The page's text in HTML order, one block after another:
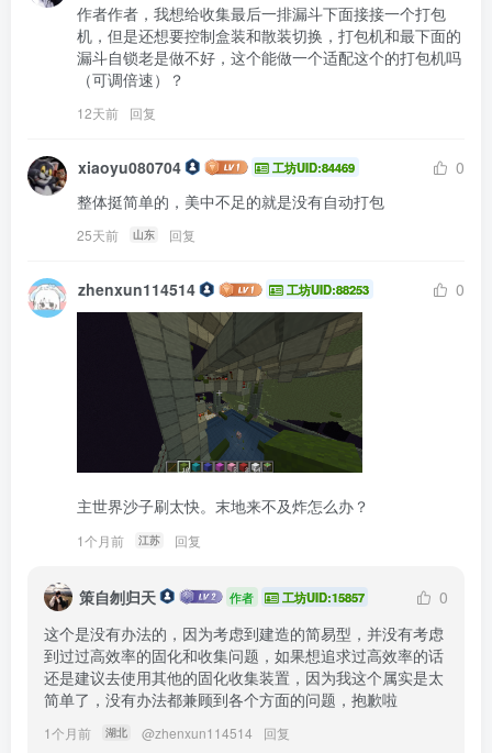
作者作者，我想给收集最后一排漏斗下面接接一个打包
机，但是还想要控制盒装和散装切换，打包机和最下面的
漏斗自锁老是做不好，这个能做一个适配这个的打包机吗
（可调倍速）？
12天前 回复
xiaoyu080704 工坊UID:84469
0
整体挺简单的，美中不足的就是没有自动打包
25天前 山东 回复
zhenxun114514 工坊UID:88253 0
主世界沙子刷太快。末地来不及炸怎么办？
1个月前 江苏 回复
策自刎归天 作者 工坊UID:15857
0
这个是没有办法的，因为考虑到建造的简易型，并没有考虑
到过过高效率的固化和收集问题，如果想追求过高效率的话
还是建议去使用其他的固化收集装置，因为我这个属实是太
简单了，没有办法都兼顾到各个方面的问题，抱歉啦
1个月前 湖北 @zhenxun114514 回复